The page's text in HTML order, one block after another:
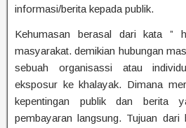
informasi/berita kepada publik.
Kehumasan berasal dari kata ”
masyarakat. demikian hubungan
sebuah organisassi atau
eksposur ke khalayak. Dimana
kepentingan publik dan berita
pembayaran langsung. Tujuan dari